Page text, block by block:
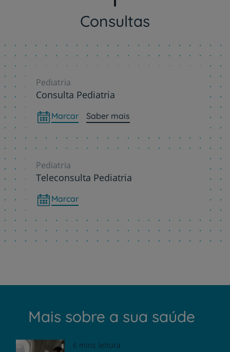
Consultas
Pediatria
Consulta Pediatria
Marcar Saber mais
Pediatria
Teleconsulta Pediatria
Marcar
Mais sobre a sua saúde
6 mins leitura